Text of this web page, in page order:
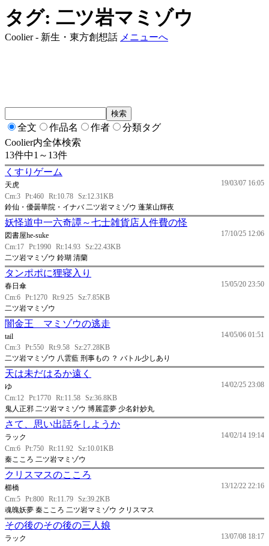
タグ: 二ツ岩マミゾウ
Coolier - 新生・東方創想話 メニューへ
全文 作品名 作者
分類タグ
Coolier内全体検索
13件中1～13件
くすりゲーム
19/03/07 16:05
天虎
Cm:3 Pt:460 Rt:10.78 Sz:12.31KB
鈴仙・優曇華院・イナバ 二ツ岩マミゾウ 蓬莱山輝夜
妖怪道中一六奇譚～七士雑貨店人件費の怪
17/10/25 12:06
図書屋he-suke
Cm:17 Pt:1990 Rt:14.93 Sz:22.43KB
二ツ岩マミゾウ 鈴瑚 清蘭
タンポポに狸寝入り
15/05/20 23:50
春日傘
Cm:6 Pt:1270 Rt:9.25 Sz:7.85KB
二ツ岩マミゾウ
闇金王 マミゾウの逃走
14/05/06 01:51
tail
Cm:3 Pt:550 Rt:9.58 Sz:27.28KB
二ツ岩マミゾウ 八雲藍 刑事もの ？ バトル少しあり
天は未だはるか遠く
14/02/25 23:08
ゆ
Cm:12 Pt:1770 Rt:11.58 Sz:36.8KB
鬼人正邪 二ツ岩マミゾウ 博麗霊夢 少名針妙丸
さて、思い出話をしようか
14/02/14 19:14
ラック
Cm:6 Pt:750 Rt:11.92 Sz:10.01KB
秦こころ 二ツ岩マミゾウ
クリスマスのこころ
13/12/22 22:16
櫛橋
Cm:5 Pt:800 Rt:11.79 Sz:39.2KB
魂魄妖夢 秦こころ 二ツ岩マミゾウ クリスマス
その後のその後の三人娘
13/07/08 18:17
ラック